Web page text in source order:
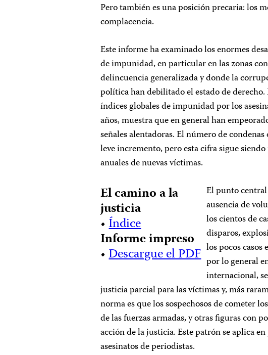
Pero también es una posición precaria: los
complacencia.
Este informe ha examinado los enormes
de impunidad, en particular en las zonas
delincuencia generalizada y donde la
política han debilitado el estado de
índices globales de impunidad por los
años, muestra que en general han
señales alentadoras. El número de
leve incremento, pero esta cifra sigue
anuales de nuevas víctimas.
El camino a la
justicia
•Índice
Informe impreso
•Descargue el PDF
El punto
ausencia de
los cientos de
disparos,
los pocos
por lo general
internacional,
justicia parcial para las víctimas y, más
norma es que los sospechosos de cometer
de las fuerzas armadas, y otras figuras con
acción de la justicia. Este patrón se aplica
asesinatos de periodistas.